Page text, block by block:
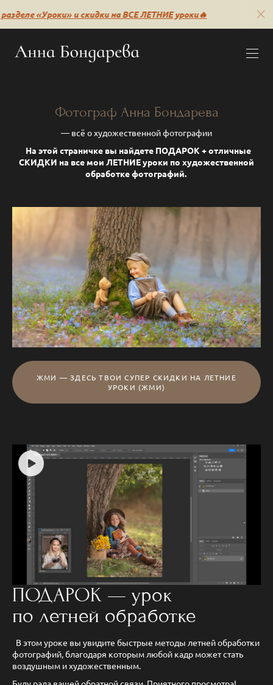
и скидки на ВСЕ ЛЕТНИЕ уроки🔥 🔥НОВОЕ:
Фотограф Анна Бондарева
— всё о художественной фотографии
На этой страничке вы найдете ПОДАРОК + отличные
СКИДКИ на все мои ЛЕТНИЕ уроки по художественной
обработке фотографий.
ЖМИ — ЗДЕСЬ ТВОИ СУПЕР СКИДКИ НА ЛЕТНИЕ
УРОКИ (ЖМИ)
ПОДАРОК — урок
по летней обработке
В этом уроке вы увидите быстрые методы летней обработки
фотографий, благодаря которым любой кадр может стать
воздушным и художественным.